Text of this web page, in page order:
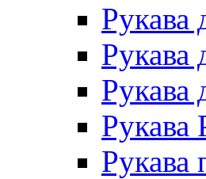
Рукава
Рукава
Рукава
Рукава